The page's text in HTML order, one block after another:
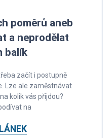
poměrů aneb
a neprodělat
balík
začít i postupně
Lze ale zaměstnávat
kolik vás přijdou?
na